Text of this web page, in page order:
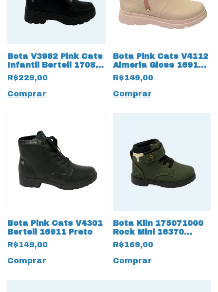
Bota V3982 Pink Cats
Infantil Berteli 17086
Preto
R$229,00
Comprar
Bota Pink Cats V4112
Almeria Gloss 16910
Rosa
R$149,00
Comprar
Bota Pink Cats V4301
Berteli 16911 Preto
R$149,00
Comprar
Bota Klin 175071000
Rock Mini 16370
Verde Oliva
R$169,00
Comprar